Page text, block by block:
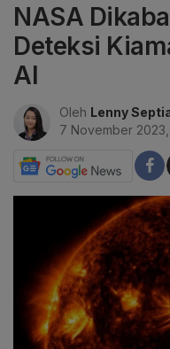
NASA
Deteksi
AI
Oleh Lenny
7 November 2023,